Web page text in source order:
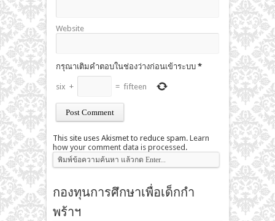
Website
กรุณาเติมคำตอบในช่องว่างก่อนเข้าระบบ*
six + = fifteen
This site uses Akismet to reduce spam. Learn
how your comment data is processed .
กองทุนการศึกษาเพื่อเด็กกำ
พร้าฯ